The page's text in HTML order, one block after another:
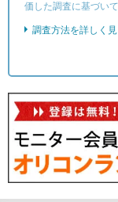
価した調査に基づいて
調査方法を詳しく